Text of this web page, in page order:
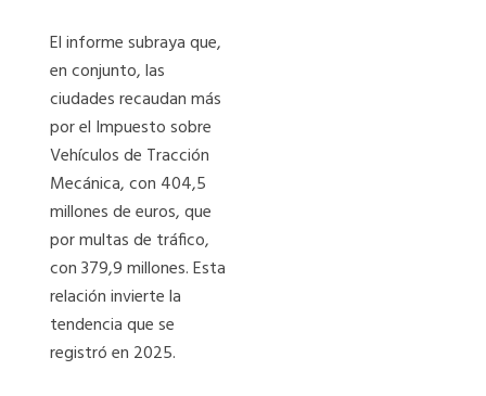
El informe subraya que,
en conjunto, las
ciudades recaudan más
por el Impuesto sobre
Vehículos de Tracción
Mecánica, con 404,5
millones de euros, que
por multas de tráfico,
con 379,9 millones. Esta
relación invierte la
tendencia que se
registró en 2025.